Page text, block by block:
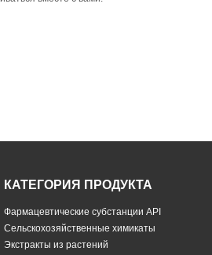
КАТЕГОРИЯ ПРОДУКТА
Фармацевтические субстанции API
Сельскохозяйственные химикаты
Экстракты из растений